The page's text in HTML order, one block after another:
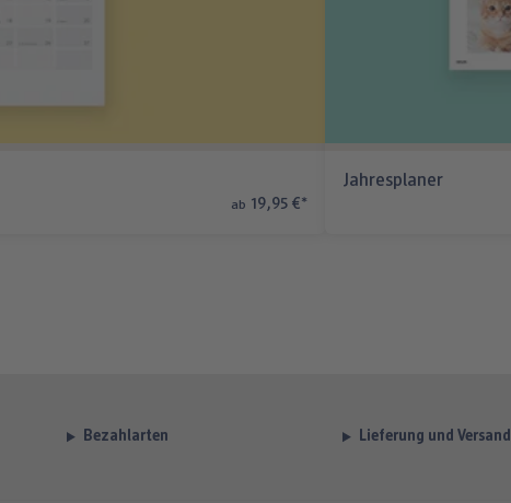
ab 19,95 €*
Jahresplaner
Bezahlarten Lieferung und Versand